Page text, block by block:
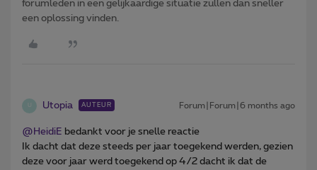
forumleden in een gelijkaardige situatie zullen dan sneller
een oplossing vinden.
Utopia AUTEUR Forum|Forum|6 months ago
@HeidiE bedankt voor je snelle reactie
Ik dacht dat deze steeds per jaar toegekend werden, gezien
deze voor jaar werd toegekend op 4/2 dacht ik dat de